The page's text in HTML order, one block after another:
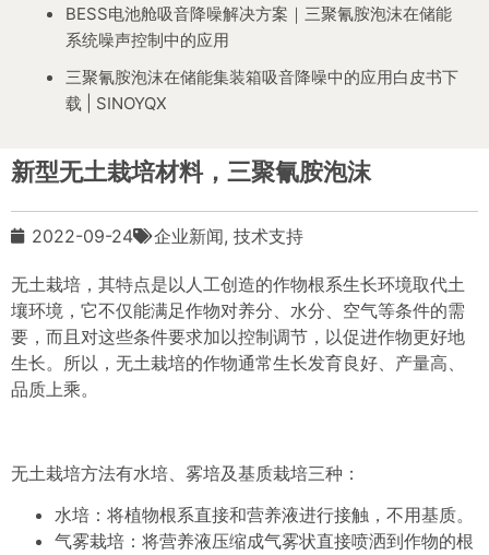
BESS电池舱吸音降噪解决方案｜三聚氰胺泡沫在储能
系统噪声控制中的应用
三聚氰胺泡沫在储能集装箱吸音降噪中的应用白皮书下
载 | SINOYQX
新型无土栽培材料，三聚氰胺泡沫
2022-09-24 企业新闻, 技术支持
无土栽培，其特点是以人工创造的作物根系生长环境取代土
壤环境，它不仅能满足作物对养分、水分、空气等条件的需
要，而且对这些条件要求加以控制调节，以促进作物更好地
生长。所以，无土栽培的作物通常生长发育良好、产量高、
品质上乘。
无土栽培方法有水培、雾培及基质栽培三种：
水培：将植物根系直接和营养液进行接触，不用基质。
气雾栽培：将营养液压缩成气雾状直接喷洒到作物的根